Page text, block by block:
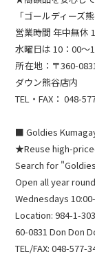
「ゴールディーズ
営業時間 年中無休
水曜日は 10：00～
所在地：〒360-
ダウン熊谷店内
TEL・FAX： 048-
■ Goldies
★Reuse high-
Search for
Open all year
Wednesdays
Location: 984-1-
60-0831 Don Don
TEL/FAX: 048-577-